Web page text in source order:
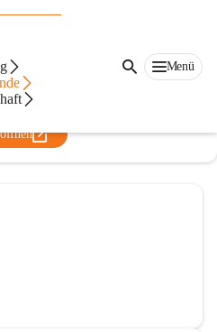
Menü
Bad
bad-waltersdorf